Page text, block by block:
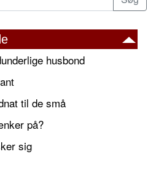
husbond
til de små
på?
sig